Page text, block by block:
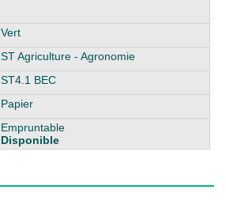
Vert
ST Agriculture - Agronomie
ST4.1 BEC
Papier
Empruntable
Disponible